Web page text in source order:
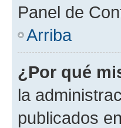
Panel de
Arriba
¿Por qué
la
publicados